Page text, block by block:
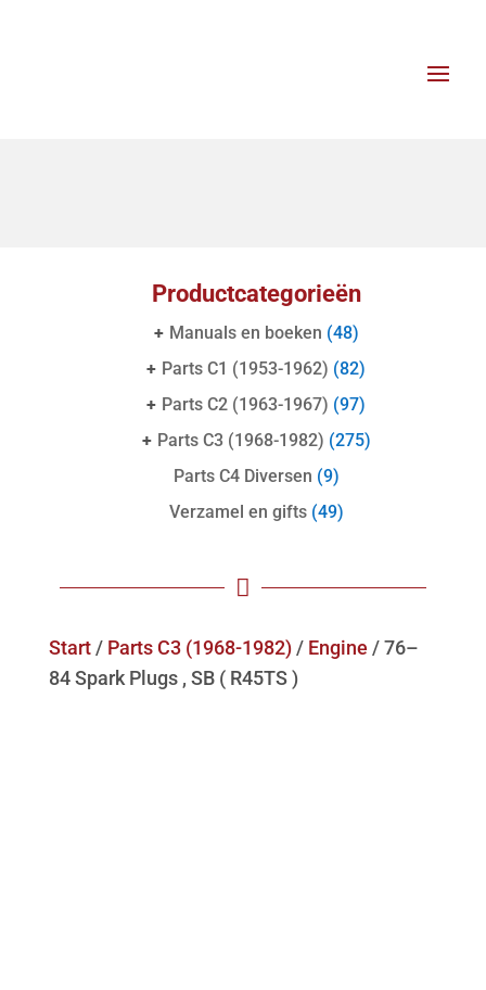
Productcategorieën
+ Manuals en boeken (48)
+ Parts C1 (1953-1962) (82)
+ Parts C2 (1963-1967) (97)
+ Parts C3 (1968-1982) (275)
Parts C4 Diversen (9)
Verzamel en gifts (49)

Start/ Parts C3 (1968-1982)/ Engine / 76–
84 Spark Plugs , SB ( R45TS )